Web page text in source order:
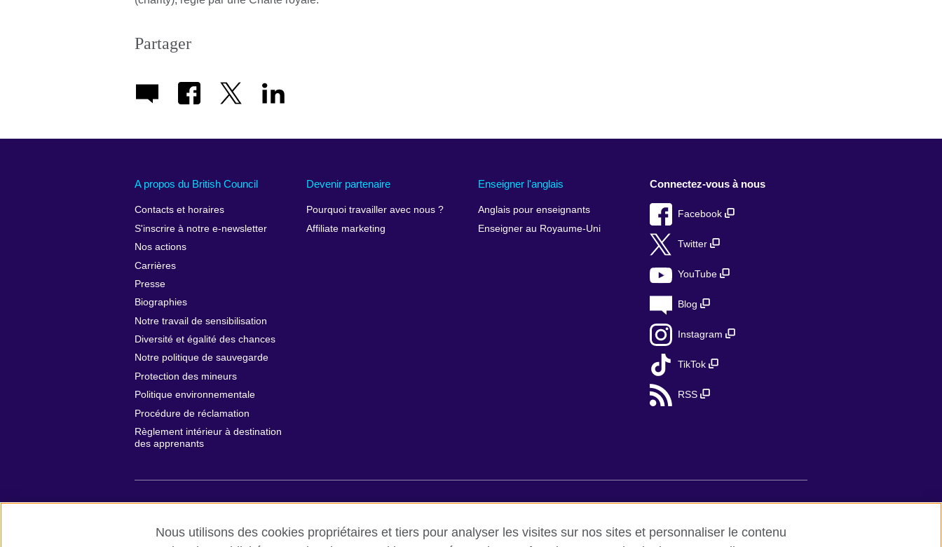
Partager
A propos du British Council
Contacts et horaires
S'inscrire à notre e-newsletter
Nos actions
Carrières
Presse
Biographies
Notre travail de sensibilisation
Diversité et égalité des chances
Notre politique de sauvegarde
Protection des mineurs
Politique environnementale
Procédure de réclamation
Règlement intérieur à destination
des apprenants
Devenir partenaire
Pourquoi travailler avec nous ?
Affiliate marketing
Enseigner l'anglais
Anglais pour enseignants
Enseigner au Royaume-Uni
Connectez-vous à nous
Facebook
Twitter
YouTube
Blog
Instagram
TikTok
RSS
Nous utilisons des cookies propriétaires et tiers pour analyser les visites sur nos sites et personnaliser le contenu